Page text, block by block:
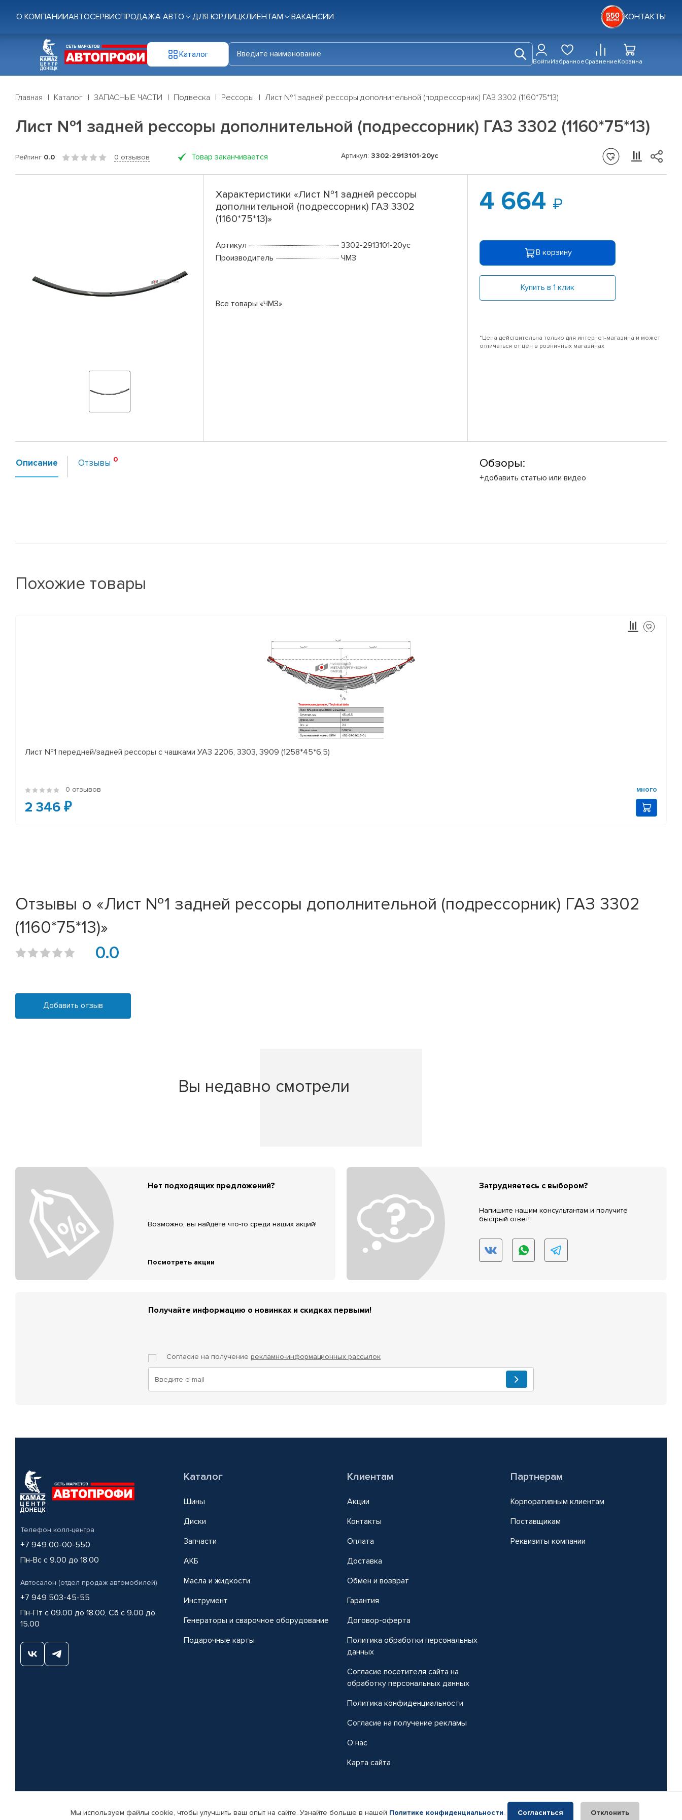
О КОМПАНИИАВТОСЕРВИСПРОДАЖА АВТО ДЛЯ ЮР.ЛИЦКЛИЕНТАМ ВАКАНСИИ КОНТАКТЫ
Каталог
ВойтиИзбранноеСравнениеКорзина
Главная Каталог ЗАПАСНЫЕ ЧАСТИ Подвеска Рессоры Лист №1 задней рессоры дополнительной (подрессорник) ГАЗ 3302 (1160*75*13)
Лист №1 задней рессоры дополнительной (подрессорник) ГАЗ 3302 (1160*75*13)
Рейтинг 0.0 0 отзывов Товар заканчивается Артикул: 3302-2913101-20ус
Характеристики «Лист №1 задней рессоры
дополнительной (подрессорник) ГАЗ 3302
(1160*75*13)»
Артикул
3302-2913101-20ус
Производитель
ЧМЗ
Все товары «ЧМЗ»
4 664
В корзину
Купить в 1 клик
*Цена действительна только для интернет-магазина и может
отличаться от цен в розничных магазинах
Описание Отзывы Обзоры:
+добавить статью или видео
Похожие товары
Лист №1 передней/задней рессоры с чашками УАЗ 2206, 3303, 3909 (1258*45*6,5)
0 отзывов много
2 346 ₽
Отзывы о «Лист №1 задней рессоры дополнительной (подрессорник) ГАЗ 3302
(1160*75*13)»
0.0
Добавить отзыв
Вы недавно смотрели
Нет подходящих предложений?
Возможно, вы найдёте что-то среди наших акций!
Посмотреть акции
Затрудняетесь с выбором?
Напишите нашим консультантам и получите
быстрый ответ!
Получайте информацию о новинках и скидках первыми!
Согласие на получение рекламно-информационных рассылок
Телефон колл-центра
+7 949 00-00-550
Пн-Вс с 9.00 до 18.00
Автосалон (отдел продаж автомобилей)
+7 949 503-45-55
Пн-Пт с 09.00 до 18.00, Сб с 9.00 до
15.00
Каталог
Шины
Диски
Запчасти
АКБ
Масла и жидкости
Инструмент
Генераторы и сварочное оборудование
Подарочные карты
Клиентам
Акции
Контакты
Оплата
Доставка
Обмен и возврат
Гарантия
Договор-оферта
Политика обработки персональных
данных
Согласие посетителя сайта на
обработку персональных данных
Политика конфиденциальности
Согласие на получение рекламы
О нас
Карта сайта
Партнерам
Корпоративным клиентам
Поставщикам
Реквизиты компании
© КАМАЗ ЦЕНТР ДОНЕЦК, 2015-2026. Все права защищены. Интернет-магазин автомобильных товаров Автопрофи.
Мы используем файлы cookie, чтобы улучшить ваш опыт на сайте. Узнайте больше в нашей Политике конфиденциальности. Согласиться Отклонить